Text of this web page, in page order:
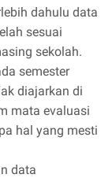
dahulu data
sesuai
sekolah.
semester
diajarkan di
mata evaluasi
hal yang mesti
data